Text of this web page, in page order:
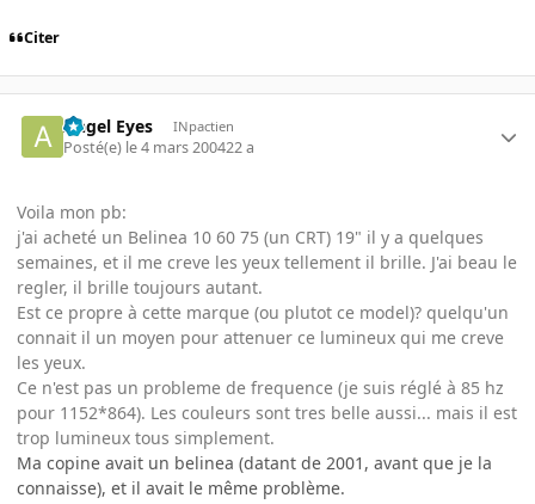
Citer
Angel Eyes INpactien
Posté(e) le 4 mars 200422 a
Voila mon pb:
j'ai acheté un Belinea 10 60 75 (un CRT) 19" il y a quelques
semaines, et il me creve les yeux tellement il brille. J'ai beau le
regler, il brille toujours autant.
Est ce propre à cette marque (ou plutot ce model)? quelqu'un
connait il un moyen pour attenuer ce lumineux qui me creve
les yeux.
Ce n'est pas un probleme de frequence (je suis réglé à 85 hz
pour 1152*864). Les couleurs sont tres belle aussi... mais il est
trop lumineux tous simplement.
Ma copine avait un belinea (datant de 2001, avant que je la
connaisse), et il avait le même problème.